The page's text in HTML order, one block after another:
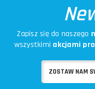
Zapisz się do naszego
wszystkimi akcjami